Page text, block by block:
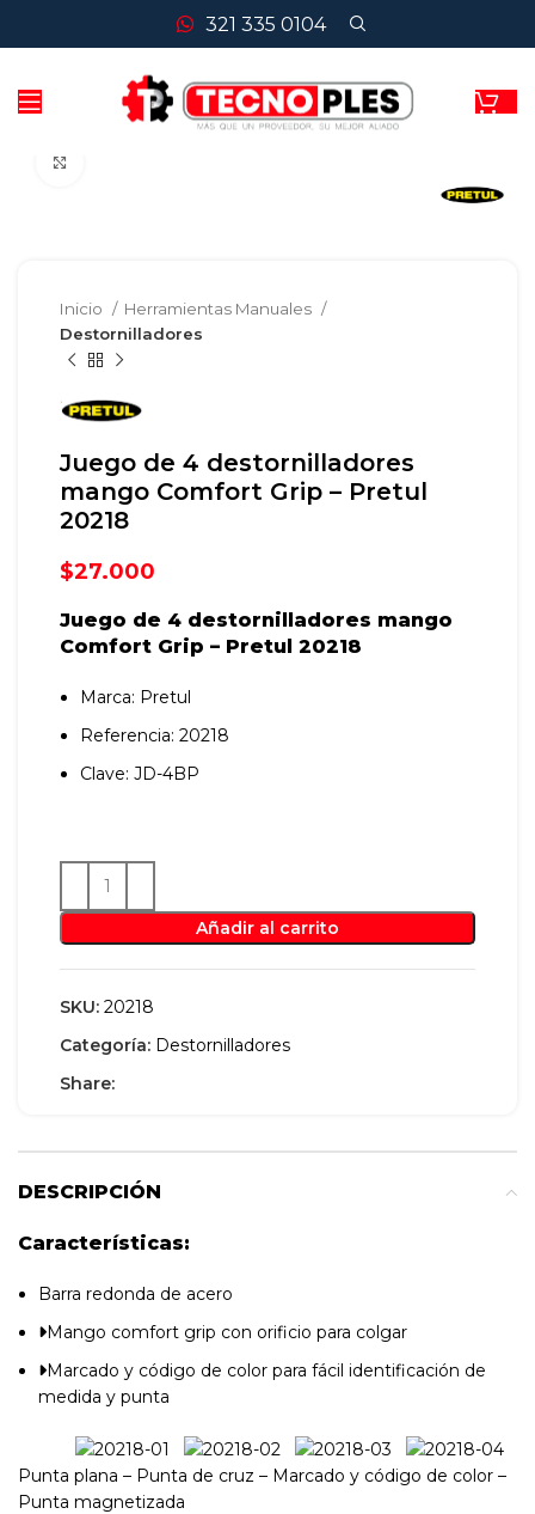
321 335 0104
Inicio
Herramientas Manuales
Destornilladores
Juego de 4 destornilladores
mango Comfort Grip – Pretul
20218
$27.000
Juego de 4 destornilladores mango
Comfort Grip – Pretul 20218
Marca: Pretul
Referencia: 20218
Clave: JD-4BP
Añadir al carrito
SKU: 20218
Categoría: Destornilladores
Share:
DESCRIPCIÓN
Características:
Barra redonda de acero
Mango comfort grip con orificio para colgar
Marcado y código de color para fácil identificación de
medida y punta
Punta plana – Punta de cruz – Marcado y código de color –
Punta magnetizada